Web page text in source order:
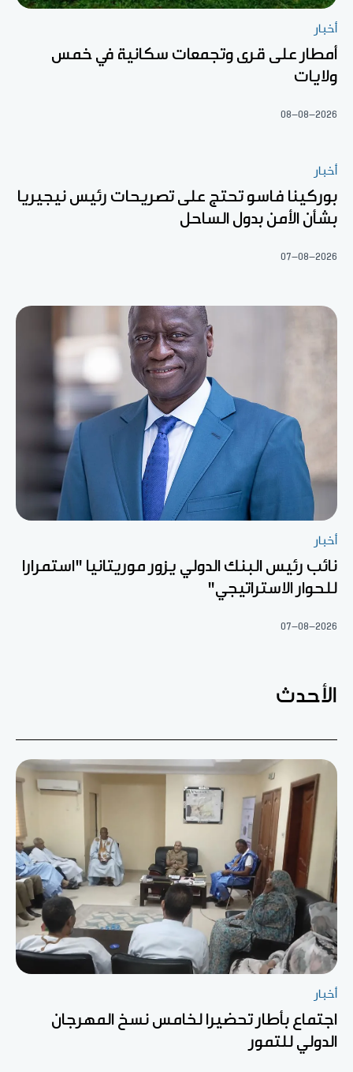
أخبار
أمطار على قرى وتجمعات سكانية في خمس
ولايات
08-08-2026
أخبار
بوركينا فاسو تحتج على تصريحات رئيس نيجيريا
بشأن الأمن بدول الساحل
07-08-2026
أخبار
نائب رئيس البنك الدولي يزور موريتانيا "استمرارا
للحوار الاستراتيجي"
07-08-2026
الأحدث
أخبار
اجتماع بأطار تحضيرا لخامس نسخ المهرجان
الدولي للتمور